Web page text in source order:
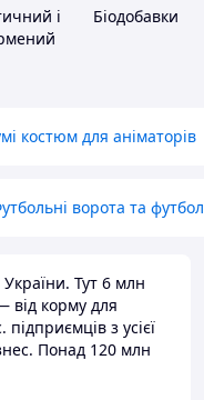
і
Біодобавки
костюм для аніматорів
ворота та
Тут 6 млн
від корму для
з усієї
Понад 120 млн